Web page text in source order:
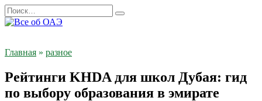
Перейти
к
Search
for:
Главная » разное
Рейтинги KHDA для школ Дубая: гид
по выбору образования в эмирате